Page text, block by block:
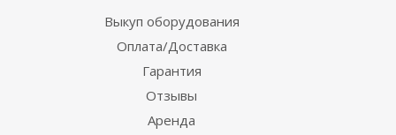
Выкуп оборудования
Оплата/Доставка
Гарантия
Отзывы
Аренда